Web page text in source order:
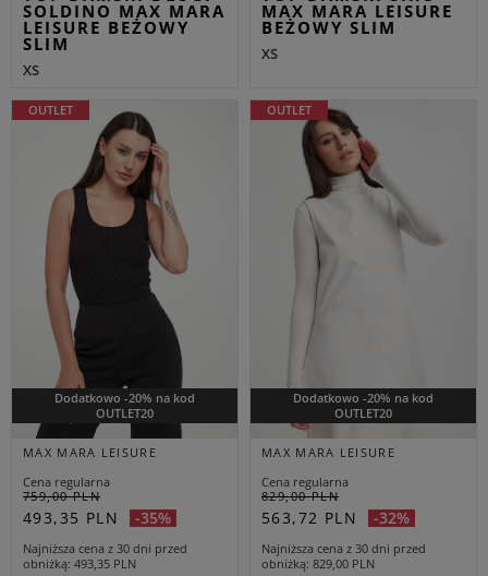
SOLDINO MAX MARA
LEISURE BEŻOWY
SLIM
XS
MAX MARA LEISURE
BEŻOWY SLIM
XS
Dodatkowo -20% na kod
OUTLET20
OUTLET
MAX MARA LEISURE
Cena regularna
759,00 PLN
493,35 PLN -35%
Najniższa cena z 30 dni przed
obniżką 493,35 PLN
Dodatkowo -20% na kod
OUTLET20
OUTLET
MAX MARA LEISURE
Cena regularna
829,00 PLN
563,72 PLN -32%
Najniższa cena z 30 dni przed
obniżką 829,00 PLN